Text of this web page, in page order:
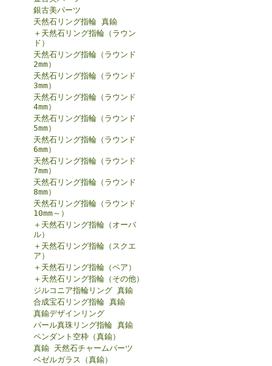
銀古美パーツ
天然石リング指輪 真鍮
＋天然石リング指輪（ラウン
ド）
天然石リング指輪（ラウンド
2mm）
天然石リング指輪（ラウンド
3mm）
天然石リング指輪（ラウンド
4mm）
天然石リング指輪（ラウンド
5mm）
天然石リング指輪（ラウンド
6mm）
天然石リング指輪（ラウンド
7mm）
天然石リング指輪（ラウンド
8mm）
天然石リング指輪（ラウンド
10mm～）
＋天然石リング指輪（オーバ
ル）
＋天然石リング指輪（スクエ
ア）
＋天然石リング指輪（ペア）
＋天然石リング指輪（その他）
ジルコニア指輪リング 真鍮
合成宝石リング指輪 真鍮
真鍮デザインリング
パール真珠リング指輪 真鍮
ペンダント空枠（真鍮）
真鍮 天然石チャームパーツ
ベゼルガラス（真鍮）